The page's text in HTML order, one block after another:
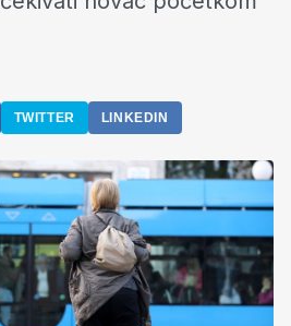
TWITTER LINKEDIN